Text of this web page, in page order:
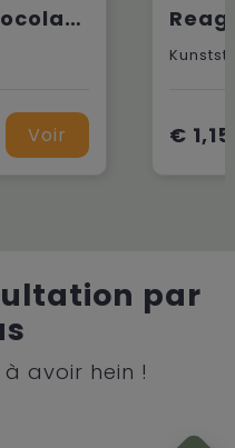
Doosje met een chocolade munt
Voir € 1,15
par
avoir hein !